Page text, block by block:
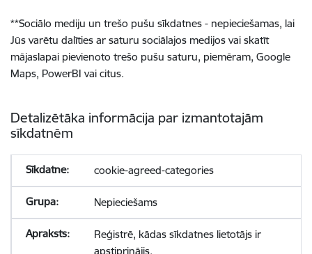
**Sociālo mediju un trešo pušu sīkdatnes - nepieciešamas, lai
Jūs varētu dalīties ar saturu sociālajos medijos vai skatīt
mājaslapai pievienoto trešo pušu saturu, piemēram, Google
Maps, PowerBI vai citus.
Detalizētāka informācija par izmantotajām
sīkdatnēm
cookie-agreed-categories
Nepieciešams
Reģistrē, kādas sīkdatnes lietotājs ir
apstiprinājis.